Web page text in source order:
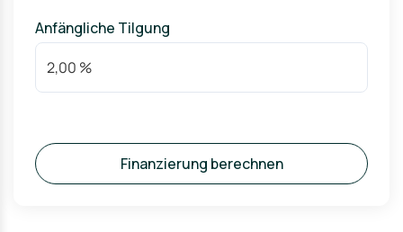
Anfängliche Tilgung
Finanzierung berechnen